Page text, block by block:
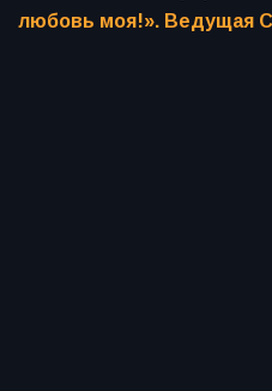
любовь моя!». Ведущая